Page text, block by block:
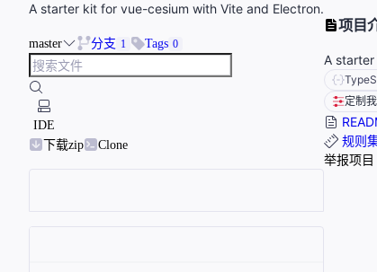
A starter kit for vue-cesium with Vite and Electron.
master 分支 1 Tags 0
IDE
下载zip
Clone
项目
A
定制
规则
举报项目